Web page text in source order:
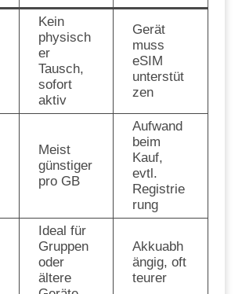
Kein
physisch
er
Tausch,
sofort
aktiv
Gerät
muss
eSIM
unterstüt
zen
Meist
günstiger
pro GB
Aufwand
beim
Kauf,
evtl.
Registrie
rung
Ideal für
Gruppen
oder
ältere
Akkuabh
ängig, oft
teurer